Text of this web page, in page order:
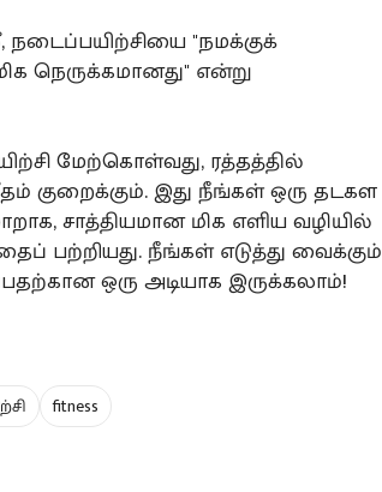
"நமக்குக்
நெருக்கமானது" என்று
மேற்கொள்வது, ரத்தத்தில்
குறைக்கும். இது நீங்கள் ஒரு தடகள
சாத்தியமான மிக எளிய வழியில்
பற்றியது. நீங்கள் எடுத்து வைக்கும்
ஒரு அடியாக இருக்கலாம்!
fitness